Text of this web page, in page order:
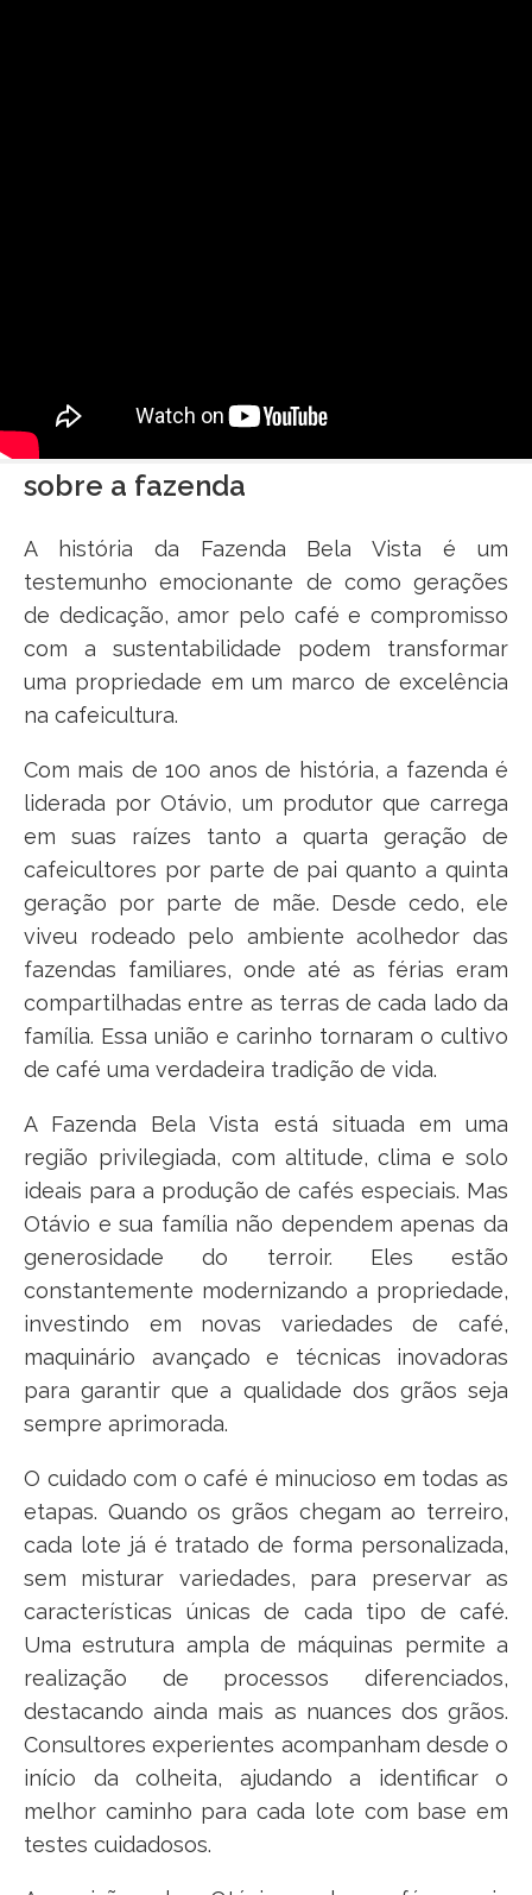
sobre a fazenda
A história da Fazenda Bela Vista é um
testemunho emocionante de como gerações
de dedicação, amor pelo café e compromisso
com a sustentabilidade podem transformar
uma propriedade em um marco de excelência
na cafeicultura.
Com mais de 100 anos de história, a fazenda é
liderada por Otávio, um produtor que carrega
em suas raízes tanto a quarta geração de
cafeicultores por parte de pai quanto a quinta
geração por parte de mãe. Desde cedo, ele
viveu rodeado pelo ambiente acolhedor das
fazendas familiares, onde até as férias eram
compartilhadas entre as terras de cada lado da
família. Essa união e carinho tornaram o cultivo
de café uma verdadeira tradição de vida.
A Fazenda Bela Vista está situada em uma
região privilegiada, com altitude, clima e solo
ideais para a produção de cafés especiais. Mas
Otávio e sua família não dependem apenas da
generosidade do terroir. Eles estão
constantemente modernizando a propriedade,
investindo em novas variedades de café,
maquinário avançado e técnicas inovadoras
para garantir que a qualidade dos grãos seja
sempre aprimorada.
O cuidado com o café é minucioso em todas as
etapas. Quando os grãos chegam ao terreiro,
cada lote já é tratado de forma personalizada,
sem misturar variedades, para preservar as
características únicas de cada tipo de café.
Uma estrutura ampla de máquinas permite a
realização de processos diferenciados,
destacando ainda mais as nuances dos grãos.
Consultores experientes acompanham desde o
início da colheita, ajudando a identificar o
melhor caminho para cada lote com base em
testes cuidadosos.